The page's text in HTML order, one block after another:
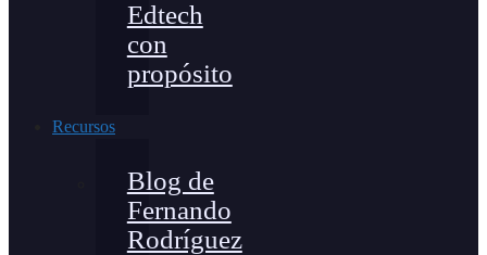
Edtech
con
propósito
Recursos
Blog de
Fernando
Rodríguez